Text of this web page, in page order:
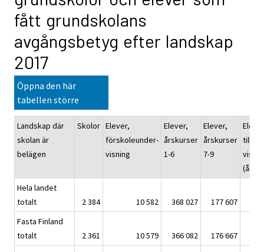
fått grundskolans
avgångsbetyg efter landskap
2017
Öppna den här
tabellen större
Landskap där
skolan är
belägen
Skolor Elever,
förskoleunder-
visning
Elever,
årskurser
1-6
Elever,
årskurser
7-9
Hela landet
totalt
2 384 10 582 368 027
177 607
Fasta Finland
totalt
2 361 10 579 366 082
176 667